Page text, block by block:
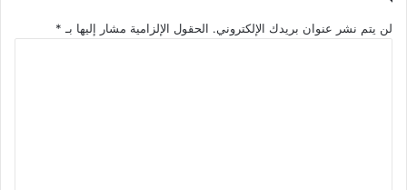
لن يتم نشر عنوان بريدك الإلكتروني. الحقول الإلزامية مشار إليها بـ *